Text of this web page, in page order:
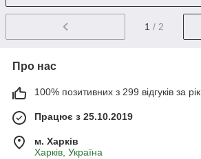
1 / 2
Про нас
100% позитивних з 299 відгуків за рік
Працює з 25.10.2019
м. Харків
Харків, Україна